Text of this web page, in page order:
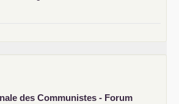
des Communistes - Forum